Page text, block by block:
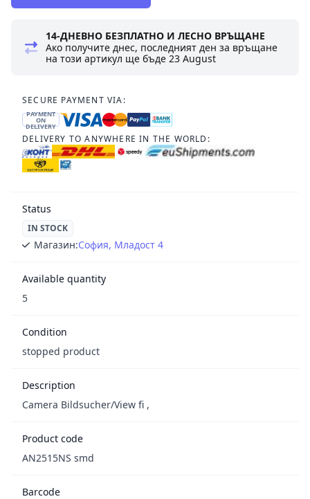
14-ДНЕВНО БЕЗПЛАТНО И ЛЕСНО ВРЪЩАНЕ
Ако получите днес, последният ден за връщане
на този артикул ще бъде23 August
SECURE PAYMENT VIA:
PAYMENT
ON
DELIVERY
DELIVERY TO ANYWHERE IN THE WORLD:
Status
IN STOCK
Магазин:София, Младост 4
Available quantity
5
Condition
stopped product
Description
Camera Bildsucher/View fi ,
Product code
AN2515NS smd
Barcode